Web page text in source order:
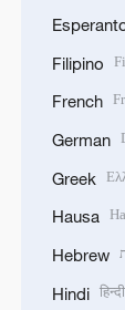
Filipino
French
German
Greek
Hausa
Hebrew
Hindi हिन्दी